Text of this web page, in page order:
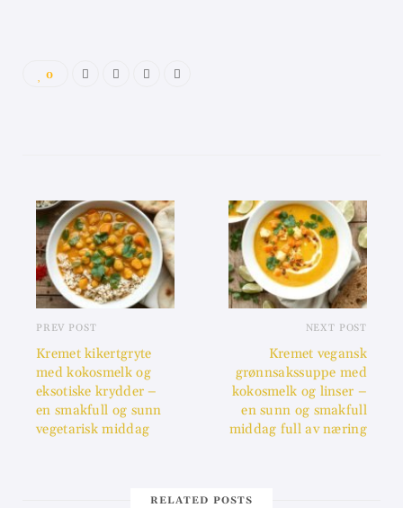
0
PREV POST
Kremet kikertgryte
med kokosmelk og
eksotiske krydder –
en smakfull og sunn
vegetarisk middag
NEXT POST
Kremet vegansk
grønnsakssuppe med
kokosmelk og linser –
en sunn og smakfull
middag full av næring
RELATED POSTS